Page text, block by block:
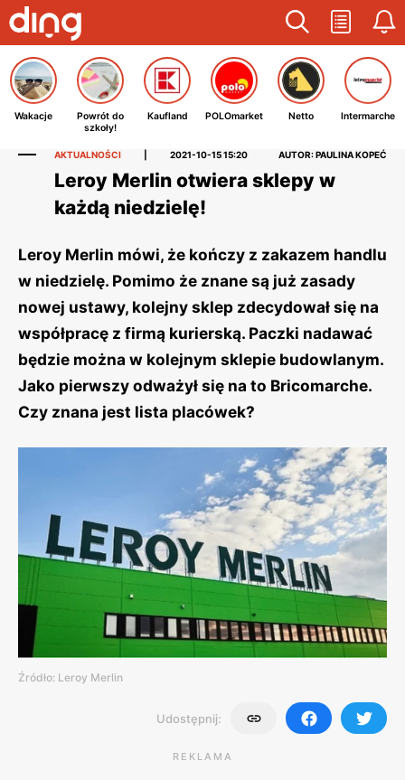
Wakacje
Powrót do
szkoły!
Kaufland POLOmarket Netto Intermarche
AKTUALNOŚCI 2021-10-15 15:20 AUTOR: PAULINA KOPEĆ
Leroy Merlin otwiera sklepy w
każdą niedzielę!
Leroy Merlin mówi, że kończy z zakazem handlu
w niedzielę. Pomimo że znane są już zasady
nowej ustawy, kolejny sklep zdecydował się na
współpracę z firmą kurierską. Paczki nadawać
będzie można w kolejnym sklepie budowlanym.
Jako pierwszy odważył się na to Bricomarche.
Czy znana jest lista placówek?
Źródło: Leroy Merlin
Udostępnij:
REKLAMA